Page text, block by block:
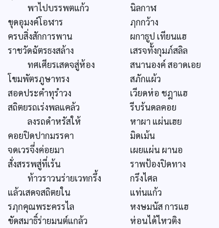
พาไปบรรพตแก้ว
นิลกาฬ
ขุดอุมงค์โอฬาร
ฦกกว้าง
ครบสิ่งสักการพาน
ผกาธูป เทียนแฮ
ราชวัดฉัตรธงสล้าง
เสรจทั้งกุมภ์สลิล
ทศเศียรเสดจสู่ห้อง
สนานองค์ สอาดเอย
โขมพัตรภูษาทรง
สภักแผ้ว
สอดประคำทุรำวง
เวียดห่อ ชฎาแฮ
สถิตยรถเร่งพลแคล้ว
รีบร้นดลคอย
ลงรถดำหรัสให้
หาผา แผ่นเฮย
คอยปิดปากมรรคา
มิดเม้น
จดเวรจึ่งค่อยมา
เผยแผ่น ผานอ
สั่งสรรพสู่ที่เร้น
ราพป้องปิดทาง
ท้าวราวนร่ายเวทกรึ้ง
กรึงไศล
แล้วเสดจสถิตยใน
แท่นแก้ว
รฦกคุณพระครรไล
หงษมนัส การแฮ
ขัดสมาธิ์ร่ายมนต์แกล้ว
ห่อนได้ไหวติง